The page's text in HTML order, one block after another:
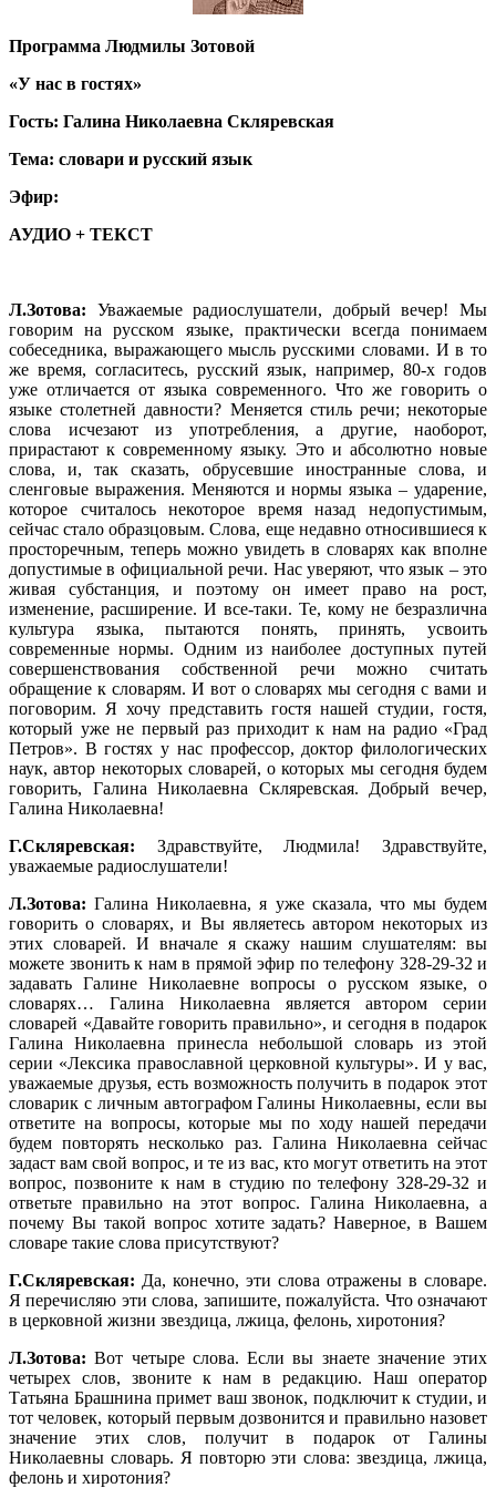
Программа Людмилы Зотовой
«У нас в гостях»
Гость: Галина Николаевна Скляревская
Тема: словари и русский язык
Эфир:
АУДИО + ТЕКСТ
Л.Зотова: Уважаемые радиослушатели, добрый вечер! Мы
говорим на русском языке, практически всегда понимаем
собеседника, выражающего мысль русскими словами. И в то
же время, согласитесь, русский язык, например, 80-х годов
уже отличается от языка современного. Что же говорить о
языке столетней давности? Меняется стиль речи; некоторые
слова исчезают из употребления, а другие, наоборот,
прирастают к современному языку. Это и абсолютно новые
слова, и, так сказать, обрусевшие иностранные слова, и
сленговые выражения. Меняются и нормы языка – ударение,
которое считалось некоторое время назад недопустимым,
сейчас стало образцовым. Слова, еще недавно относившиеся к
просторечным, теперь можно увидеть в словарях как вполне
допустимые в официальной речи. Нас уверяют, что язык – это
живая субстанция, и поэтому он имеет право на рост,
изменение, расширение. И все-таки. Те, кому не безразлична
культура языка, пытаются понять, принять, усвоить
современные нормы. Одним из наиболее доступных путей
совершенствования собственной речи можно считать
обращение к словарям. И вот о словарях мы сегодня с вами и
поговорим. Я хочу представить гостя нашей студии, гостя,
который уже не первый раз приходит к нам на радио «Град
Петров». В гостях у нас профессор, доктор филологических
наук, автор некоторых словарей, о которых мы сегодня будем
говорить, Галина Николаевна Скляревская. Добрый вечер,
Галина Николаевна!
Г.Скляревская: Здравствуйте, Людмила! Здравствуйте,
уважаемые радиослушатели!
Л.Зотова: Галина Николаевна, я уже сказала, что мы будем
говорить о словарях, и Вы являетесь автором некоторых из
этих словарей. И вначале я скажу нашим слушателям: вы
можете звонить к нам в прямой эфир по телефону 328-29-32 и
задавать Галине Николаевне вопросы о русском языке, о
словарях… Галина Николаевна является автором серии
словарей «Давайте говорить правильно», и сегодня в подарок
Галина Николаевна принесла небольшой словарь из этой
серии «Лексика православной церковной культуры». И у вас,
уважаемые друзья, есть возможность получить в подарок этот
словарик с личным автографом Галины Николаевны, если вы
ответите на вопросы, которые мы по ходу нашей передачи
будем повторять несколько раз. Галина Николаевна сейчас
задаст вам свой вопрос, и те из вас, кто могут ответить на этот
вопрос, позвоните к нам в студию по телефону 328-29-32 и
ответьте правильно на этот вопрос. Галина Николаевна, а
почему Вы такой вопрос хотите задать? Наверное, в Вашем
словаре такие слова присутствуют?
Г.Скляревская: Да, конечно, эти слова отражены в словаре.
Я перечисляю эти слова, запишите, пожалуйста. Что означают
в церковной жизни звездица, лжица, фелонь, хиротония?
Л.Зотова: Вот четыре слова. Если вы знаете значение этих
четырех слов, звоните к нам в редакцию. Наш оператор
Татьяна Брашнина примет ваш звонок, подключит к студии, и
тот человек, который первым дозвонится и правильно назовет
значение этих слов, получит в подарок от Галины
Николаевны словарь. Я повторю эти слова: звездица, лжица,
фелонь и хиротония?